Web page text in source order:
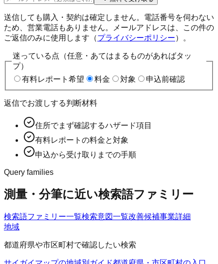
送信しても購入・契約は確定しません。電話番号を伺わない
ため、営業電話もありません。メールアドレスは、この件の
ご返信のみに使用します（プライバシーポリシー）。
迷っている点（任意・あてはまるものがあればタッ
プ）
有料レポート希望
料金 対象 申込前確認
返信でお渡しする判断材料
住所でまず確認するハザード項目
有料レポートの料金と対象
申込から受け取りまでの手順
Query families
測量・分筆に近い検索語ファミリー
検索語ファミリー一覧検索意図一覧改善候補事業詳細
地域
都道府県や市区町村で確認したい検索